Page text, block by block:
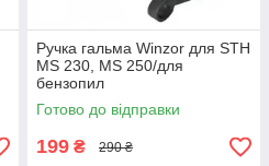
Ручка гальма Winzor для STH
MS 230, MS 250/для
бензопил
Готово до відправки
199 ₴ 290 ₴